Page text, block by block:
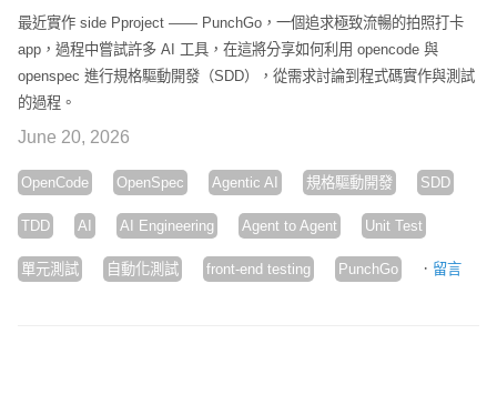
最近實作 side Pproject —— PunchGo，一個追求極致流暢的拍照打卡
app，過程中嘗試許多 AI 工具，在這將分享如何利用 opencode 與
openspec 進行規格驅動開發（SDD），從需求討論到程式碼實作與測試
的過程。
June 20, 2026
OpenCode OpenSpec Agentic AI 規格驅動開發 SDD
TDD AI AI Engineering Agent to Agent Unit Test
單元測試 自動化測試 front-end testing PunchGo · 留言